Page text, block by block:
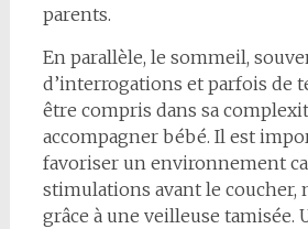
parents.
En parallèle, le sommeil,
d’interrogations et parfois de
être compris dans sa
accompagner bébé. Il est
favoriser un environnement
stimulations avant le coucher,
grâce à une veilleuse tamisée.